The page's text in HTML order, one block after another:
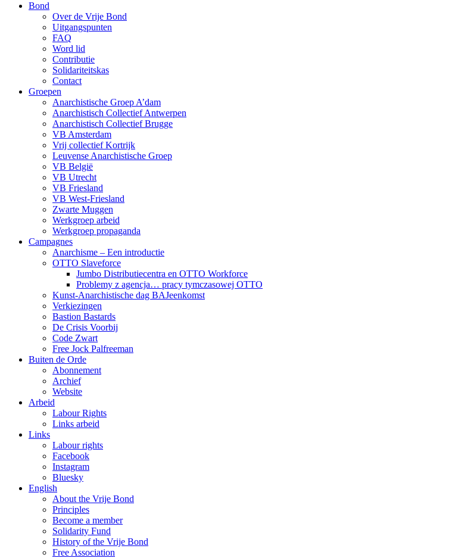
Bond
Over de Vrije Bond
Uitgangspunten
FAQ
Word lid
Contributie
Solidariteitskas
Contact
Groepen
Anarchistische Groep A’dam
Anarchistisch Collectief Antwerpen
Anarchistisch Collectief Brugge
VB Amsterdam
Vrij collectief Kortrijk
Leuvense Anarchistische Groep
VB België
VB Utrecht
VB Friesland
VB West-Friesland
Zwarte Muggen
Werkgroep arbeid
Werkgroep propaganda
Campagnes
Anarchisme – Een introductie
OTTO Slaveforce
Jumbo Distributiecentra en OTTO Workforce
Problemy z agencja… pracy tymczasowej OTTO
Kunst-Anarchistische dag BAJeenkomst
Verkiezingen
Bastion Bastards
De Crisis Voorbij
Code Zwart
Free Jock Palfreeman
Buiten de Orde
Abonnement
Archief
Website
Arbeid
Labour Rights
Links arbeid
Links
Labour rights
Facebook
Instagram
Bluesky
English
About the Vrije Bond
Principles
Become a member
Solidarity Fund
History of the Vrije Bond
Free Association